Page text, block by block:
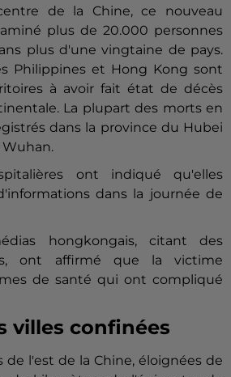
de la Chine, ce nouveau
plus de 20.000 personnes
plus d'une vingtaine de pays.
Philippines et Hong Kong sont
à avoir fait état de décès
La plupart des morts en
dans la province du Hubei
ont indiqué qu'elles
dans la journée de
hongkongais, citant des
ont affirmé que la victime
de santé qui ont compliqué
villes confinées
de l'est de la Chine, éloignées de